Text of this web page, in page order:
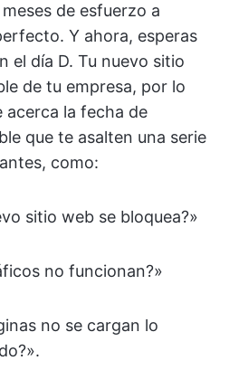
de esfuerzo a
Y ahora, esperas
el día D. Tu nuevo sitio
de tu empresa, por lo
acerca la fecha de
que te asalten una serie
como:
sitio web se bloquea?»
no funcionan?»
no se cargan lo